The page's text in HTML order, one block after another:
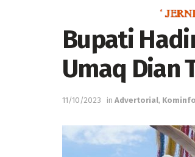
Bupati
Umaq Dian
11/10/2023 in Advertorial,